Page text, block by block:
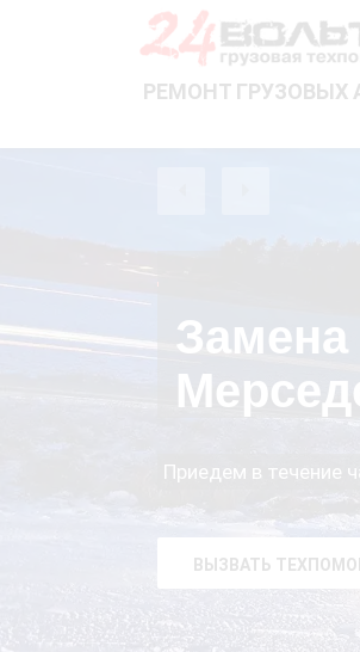
РЕМОНТ ГРУЗОВЫХ
Замена
Приедем в течение
ВЫЗВАТЬ